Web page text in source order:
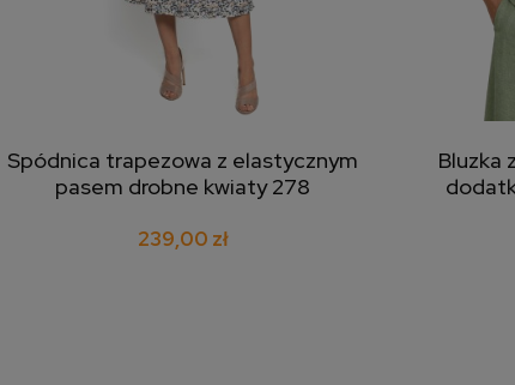
dodaj do koszyka
Spódnica trapezowa z elastycznym
pasem drobne kwiaty 278
239,00 zł
Bluzka